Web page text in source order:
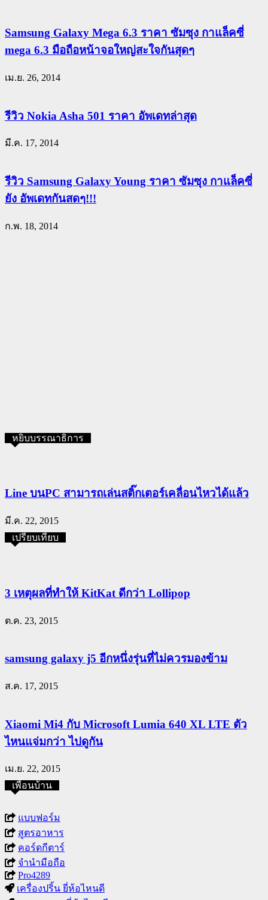
Samsung Galaxy Mega 6.3 ราคา ซัมซุง กาแล็คซี่
mega 6.3 มือถือหน้าจอใหญ่สะใจกันสุดๆ
เม.ย. 26, 2014
รีวิว Nokia Asha 501 ราคา อัพเดทล่าสุด
มี.ค. 17, 2014
รีวิว Samsung Galaxy Young ราคา ซัมซุง กาแล็คซี่
ยัง อัพเดทกันสดๆ!!!
ก.พ. 18, 2014
หยิบบรรณาธิการ
Line บนPC สามารถเล่นสติ๊กเตอร์เคลื่อนไหวได้แล้ว
มี.ค. 22, 2015
เปรียบเทียบ
3 เหตุผลที่ทำให้ KitKat ดีกว่า Lollipop
ต.ค. 23, 2015
samsung galaxy j5 อีกหนึ่งรุ่นที่ไม่ควรมองข้าม
ส.ค. 17, 2015
Xiaomi Mi4 กับ Microsoft Lumia 640 XL LTE ตัว
ไหนแจ่มกว่า ไปดูกัน
เม.ย. 22, 2015
เพื่อนบ้าน
แบบฟอร์ม
สูตรอาหาร
คอร์ดกีตาร์
จำนำมือถือ
Pro4289
เครื่องปริ้น ยี่ห้อไหนดี